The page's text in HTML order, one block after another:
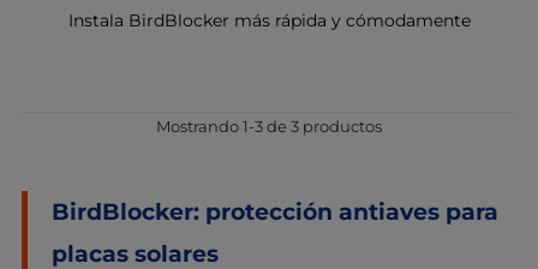
Instala BirdBlocker más rápida y cómodamente
Mostrando 1-3 de 3 productos
BirdBlocker: protección antiaves para
placas solares